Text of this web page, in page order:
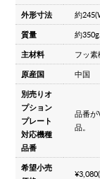
外形寸法 約
質量 約
主材料 フッ素
原産国 中国
別売りオ
プション
プレート
対応機種
品番
品番が
品。
希望小売
¥3,080(